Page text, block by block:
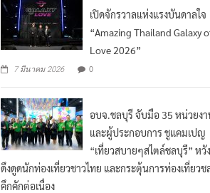
เปิดจักรวาลแห่งแรงบันดาลใจ
“Amazing Thailand Galaxy
Love 2026”
7 มีนาคม 2026 0
อบจ.ชลบุรี จับมือ 35 หน่วยงา
และผู้ประกอบการ ชูแคมเปญ
“เที่ยวสบายๆสไตล์ชลบุรี” หวัง
ดึงดูดนักท่องเที่ยวชาวไทย และกระตุ้นการท่องเที่ยวช
คึกคักต่อเนื่อง